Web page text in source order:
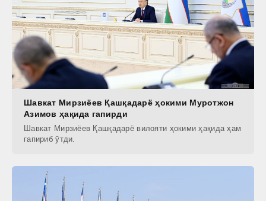
Шавкат Мирзиёев Қашқадарё ҳокими Муротжон
Азимов ҳақида гапирди
Шавкат Мирзиёев Қашқадарё вилояти ҳокими ҳақида ҳам
гапириб ўтди.